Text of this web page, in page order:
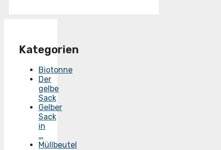
Kategorien
Biotonne
Der
gelbe
Sack
Gelber
Sack
in
…
Müllbeutel